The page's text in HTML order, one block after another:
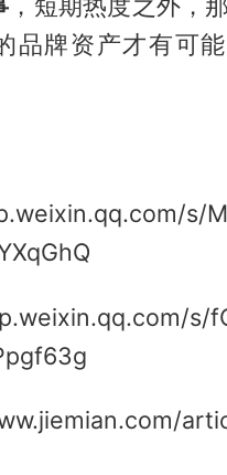
品牌资产才有可
s/
s/